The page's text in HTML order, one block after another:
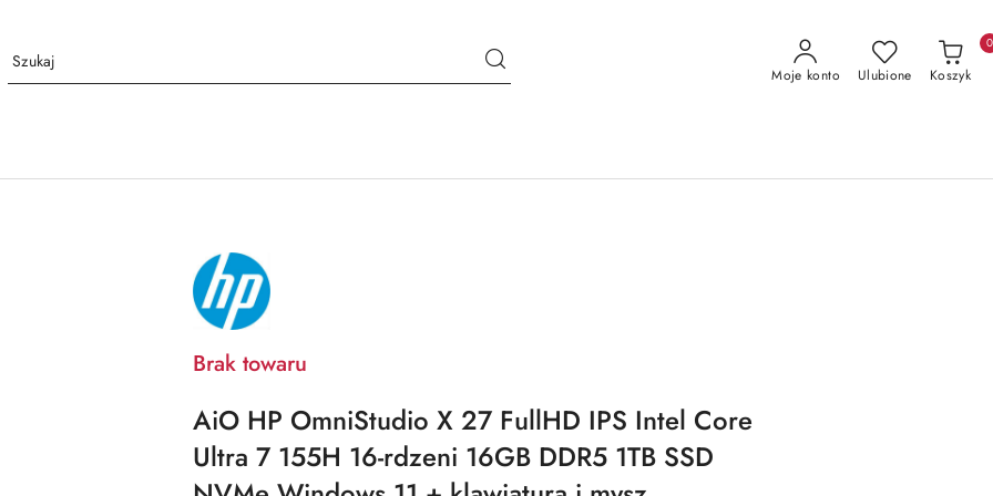
Moje konto Ulubione Koszyk
0
NAZWA
PRODUCENTA:
HP
Brak towaru
AiO HP OmniStudio X 27 FullHD IPS Intel Core
Ultra 7 155H 16-rdzeni 16GB DDR5 1TB SSD